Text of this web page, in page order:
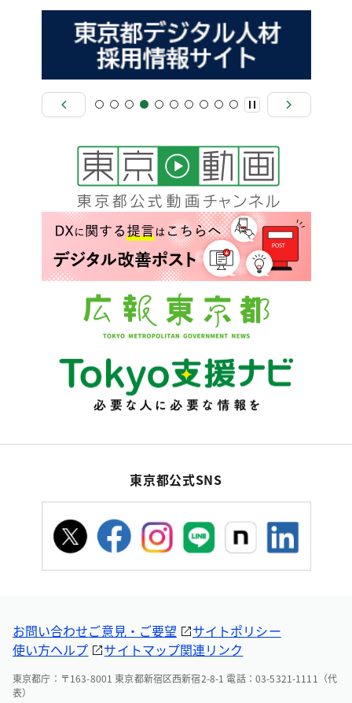
東京都公式SNS
お問い合わせご意見・ご要望
サイトポリシー
使い方ヘルプ
サイトマップ関連リンク
東京都庁：〒163-8001 東京都新宿区西新宿2-8-1 電話：03-5321-1111（代
表）